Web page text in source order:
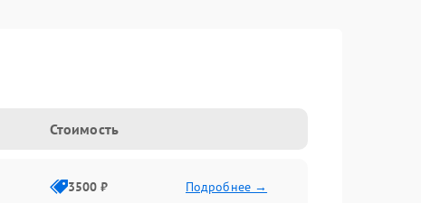
Стоимость
3500 ₽ Подробнее →